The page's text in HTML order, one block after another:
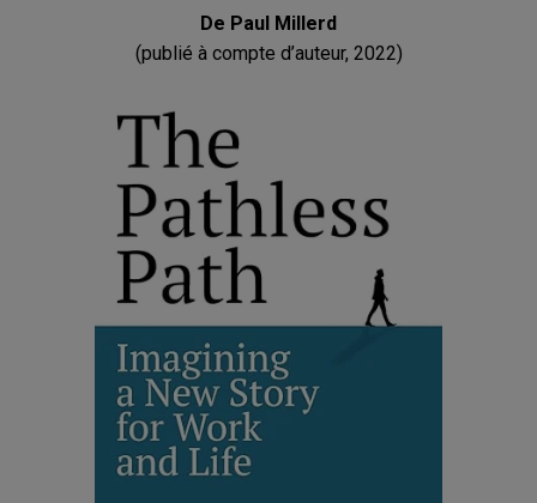
De Paul Millerd
(publié à compte d’auteur, 2022)